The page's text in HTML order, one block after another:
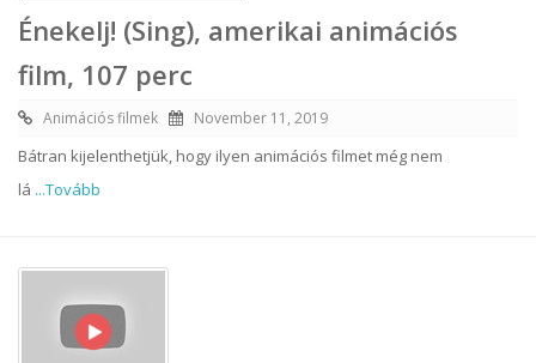
Énekelj! (Sing), amerikai animációs
film, 107 perc
Animációs filmek November 11, 2019
Bátran kijelenthetjük, hogy ilyen animációs filmet még nem
lá ...Tovább